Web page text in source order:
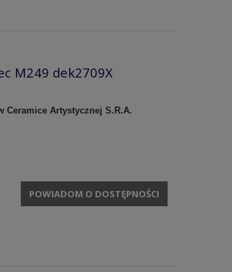
M249 dek2709X
Ceramice Artystycznej S.R.A.
POWIADOM O DOSTĘPNOŚCI